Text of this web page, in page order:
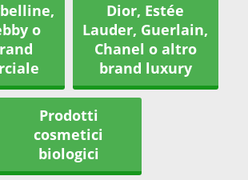
o
Dior, Estée
Lauder, Guerlain,
Chanel o altro
brand luxury
Prodotti
cosmetici
biologici